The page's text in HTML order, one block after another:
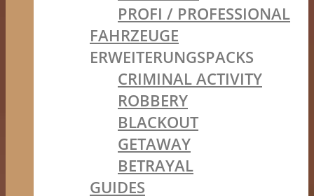
PROFI / PROFESSIONAL
FAHRZEUGE
ERWEITERUNGSPACKS
CRIMINAL ACTIVITY
ROBBERY
BLACKOUT
GETAWAY
BETRAYAL
GUIDES